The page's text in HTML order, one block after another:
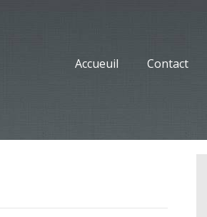
Accueuil Contact